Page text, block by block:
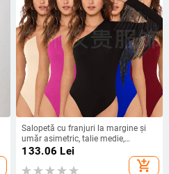
Salopetă cu franjuri la margine și
umăr asimetric, talie medie,
pantaloni trei sferturi, poliester
133.06 Lei
add_shopping_cart